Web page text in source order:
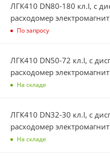
ЛГК410 DN80-180 кл.I, с
расходомер
По запросу
ЛГК410 DN50-72 кл.I, с
расходомер
На складе
ЛГК410 DN32-30 кл.I, с
расходомер
На складе